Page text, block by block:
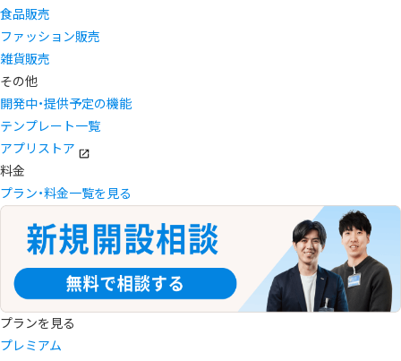
食品販売
ファッション販売
雑貨販売
その他
開発中・提供予定の機能
テンプレート一覧
アプリストア
料金
プラン・料金一覧を見る
プランを見る
プレミアム